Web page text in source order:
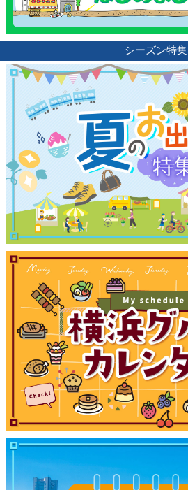
シーズン特集
観光ガイド
ランキング
ブログ記事
サイトについて